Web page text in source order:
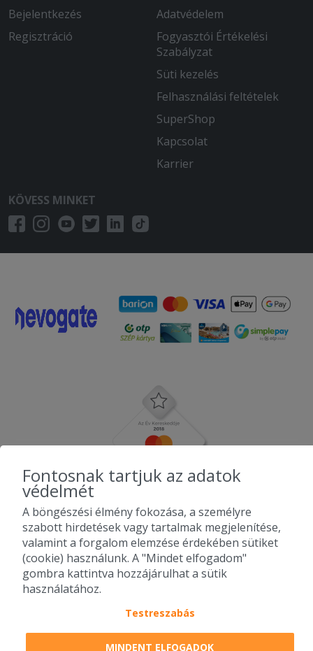
Bejelentkezés
Regisztráció
Adatvédelem
Fogyasztói Értékelési
Szabályzat
Süti kezelés
Felhasználási feltételek
SuperShop
Kapcsolat
Karrier
KÖVESS MINKET
2010-2026 Copyright - Falatozz.hu - Diston-line Kft.
Fontosnak tartjuk az adatok
védelmét
A böngészési élmény fokozása, a személyre
szabott hirdetések vagy tartalmak megjelenítése,
valamint a forgalom elemzése érdekében sütiket
(cookie) használunk. A "Mindet elfogadom"
gombra kattintva hozzájárulhat a sütik
használatához.
Testreszabás
MINDENT ELFOGADOK